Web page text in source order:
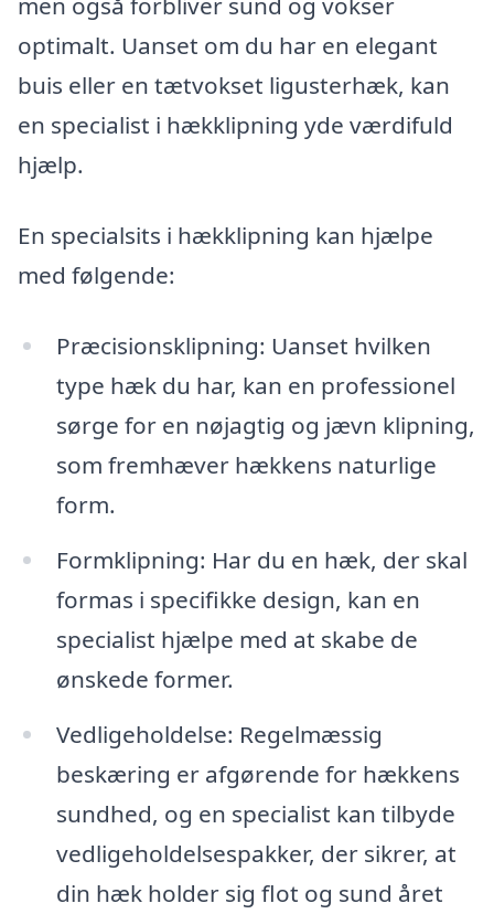
optimalt. Uanset om du har en elegant
buis eller en tætvokset ligusterhæk, kan
en specialist i hækklipning yde værdifuld
hjælp.
En specialsits i hækklipning kan hjælpe
med følgende:
Præcisionsklipning: Uanset hvilken
type hæk du har, kan en professionel
sørge for en nøjagtig og jævn klipning,
som fremhæver hækkens naturlige
form.
Formklipning: Har du en hæk, der skal
formas i specifikke design, kan en
specialist hjælpe med at skabe de
ønskede former.
Vedligeholdelse: Regelmæssig
beskæring er afgørende for hækkens
sundhed, og en specialist kan tilbyde
vedligeholdelsespakker, der sikrer, at
din hæk holder sig flot og sund året